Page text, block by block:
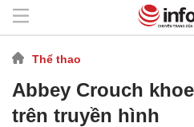
Thể thao
Abbey Crouch
trên truyền hình